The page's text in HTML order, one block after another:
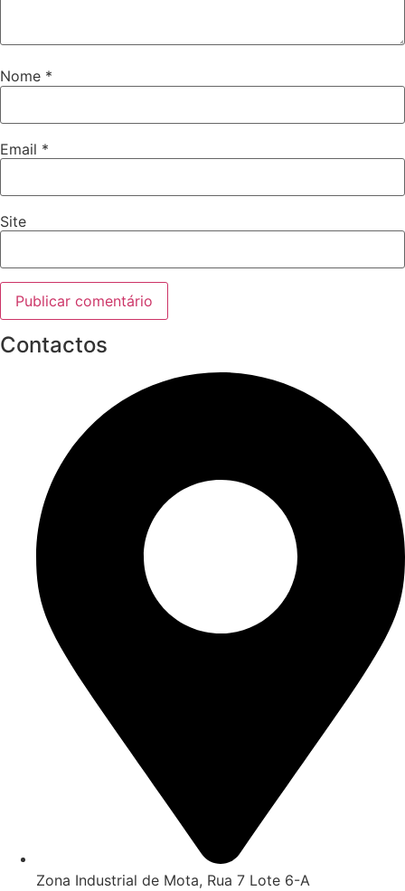
Nome *
Email *
Site
Contactos
Zona Industrial de Mota, Rua 7 Lote 6-A